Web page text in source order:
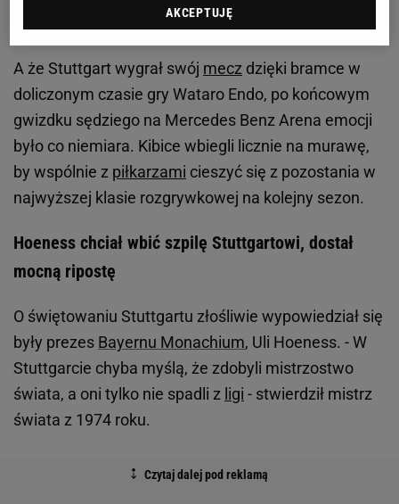
tego, by zmienić otoczenie
A że Stuttgart wygrał swój mecz dzięki bramce w
doliczonym czasie gry Wataro Endo, po końcowym
gwizdku sędziego na Mercedes Benz Arena emocji
było co niemiara. Kibice wbiegli licznie na murawę,
by wspólnie z piłkarzami cieszyć się z pozostania w
najwyższej klasie rozgrywkowej na kolejny sezon.
Hoeness chciał wbić szpilę Stuttgartowi, dostał
mocną ripostę
O świętowaniu Stuttgartu złośliwie wypowiedział się
były prezes Bayernu Monachium, Uli Hoeness. - W
Stuttgarcie chyba myślą, że zdobyli mistrzostwo
świata, a oni tylko nie spadli z ligi - stwierdził mistrz
świata z 1974 roku.
AKCEPTUJĘ